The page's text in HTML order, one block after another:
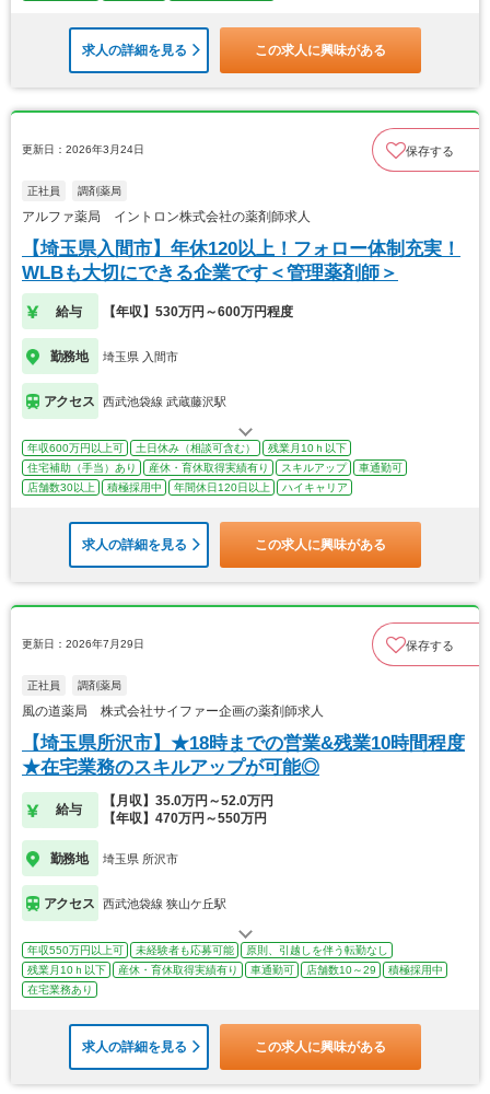
求人の詳細を見る この求人に興味がある
更新日：2026年3月24日 保存する
正社員 調剤薬局
アルファ薬局 イントロン株式会社の薬剤師求人
【埼玉県入間市】年休120以上！フォロー体制充実！
WLBも大切にできる企業です＜管理薬剤師＞
給与 【年収】530万円～600万円程度
勤務地 埼玉県 入間市
アクセス 西武池袋線 武蔵藤沢駅
年収600万円以上可 土日休み（相談可含む）
残業月10ｈ以下
住宅補助（手当）あり
産休・育休取得実績有り スキルアップ
車通勤可
店舗数30以上
積極採用中 年間休日120日以上 ハイキャリア
求人の詳細を見る この求人に興味がある
更新日：2026年7月29日 保存する
正社員 調剤薬局
風の道薬局 株式会社サイファー企画の薬剤師求人
【埼玉県所沢市】★18時までの営業&残業10時間程度
★在宅業務のスキルアップが可能◎
給与
【月収】35.0万円～52.0万円
【年収】470万円～550万円
勤務地 埼玉県 所沢市
アクセス 西武池袋線 狭山ケ丘駅
年収550万円以上可 未経験者も応募可能
原則、引越しを伴う転勤なし
残業月10ｈ以下
産休・育休取得実績有り 車通勤可 店舗数10～29
積極採用中
在宅業務あり
求人の詳細を見る この求人に興味がある